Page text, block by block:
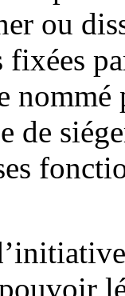
ou
fixées
de